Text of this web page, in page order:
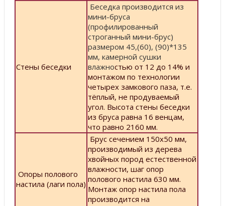
Стены беседки
Беседка производится из
мини-бруса
(профилированный
строганный мини-брус)
размером 45,(60), (90)*135
мм, камерной сушки
влажностью от 12 до 14% и
монтажом по технологии
четырех замкового паза, т.е.
тёплый, не продуваемый
угол. Высота стены беседки
из бруса равна 16 венцам,
что равно 2160 мм.
Опоры полового
настила (лаги пола)
Брус сечением 150х50 мм,
производимый из дерева
хвойных пород естественной
влажности, шаг опор
полового настила 630 мм.
Монтаж опор настила пола
производится на